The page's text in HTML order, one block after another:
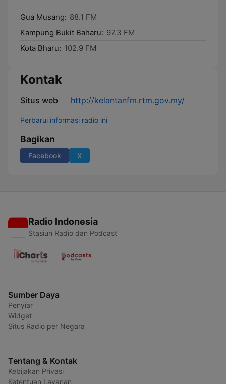
Gua Musang: 88.1 FM
Kampung Bukit Baharu: 97.3 FM
Kota Bharu: 102.9 FM
Kontak
Situs web http://kelantanfm.rtm.gov.my/
Perbarui informasi radio ini
Bagikan
Facebook X
Radio Indonesia
Stasiun Radio dan Podcast
Sumber Daya
Penyiar
Widget
Situs Radio per Negara
Tentang & Kontak
Kebijakan Privasi
Ketentuan Layanan